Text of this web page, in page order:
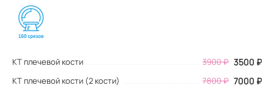
КТ плечевой кости 3900₽ 3500 ₽
КТ плечевой кости (2 кости) 7800 ₽ 7000 ₽